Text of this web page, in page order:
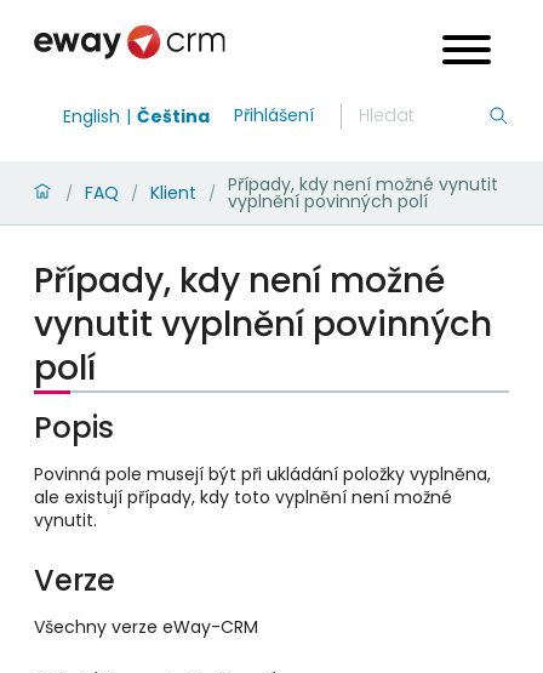
English Čeština Přihlášení
/ FAQ / Klient / Případy, kdy není možné vynutit
vyplnění povinných polí
Případy, kdy není možné
vynutit vyplnění povinných
polí
Popis
Povinná pole musejí být při ukládání položky vyplněna,
ale existují případy, kdy toto vyplnění není možné
vynutit.
Verze
Všechny verze eWay-CRM